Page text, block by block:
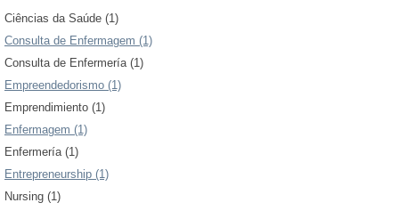
Ciências da Saúde (1)
Consulta de Enfermagem (1)
Consulta de Enfermería (1)
Empreendedorismo (1)
Emprendimiento (1)
Enfermagem (1)
Enfermería (1)
Entrepreneurship (1)
Nursing (1)